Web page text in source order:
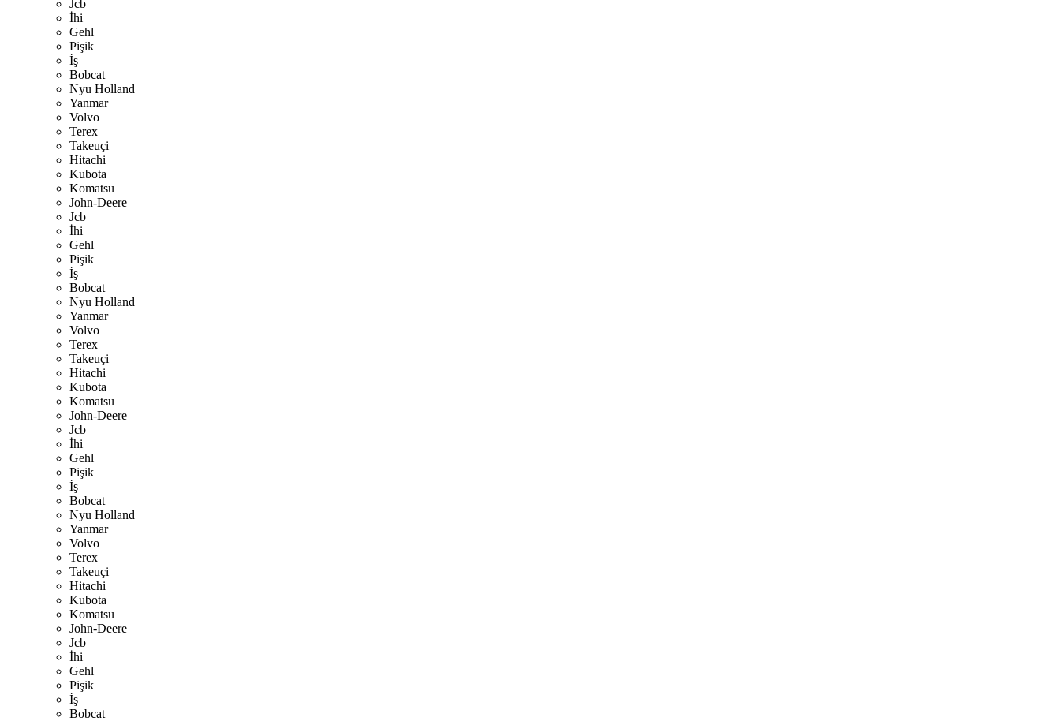
Jcb
İhi
Gehl
Pişik
İş
Bobcat
Nyu Holland
Yanmar
Volvo
Terex
Takeuçi
Hitachi
Kubota
Komatsu
John-Deere
Jcb
İhi
Gehl
Pişik
İş
Bobcat
Nyu Holland
Yanmar
Volvo
Terex
Takeuçi
Hitachi
Kubota
Komatsu
John-Deere
Jcb
İhi
Gehl
Pişik
İş
Bobcat
Nyu Holland
Yanmar
Volvo
Terex
Takeuçi
Hitachi
Kubota
Komatsu
John-Deere
Jcb
İhi
Gehl
Pişik
İş
Bobcat